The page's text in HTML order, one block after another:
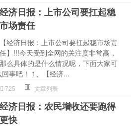
经济日报：上市公司要扛起稳
市场责任
【经济日报：上市公司要扛起稳市场责
任】!!!今天受到全网的关注度非常高，
那么具体的是什么情况呢，下面大家可
事吧！ 1、【经济...
725 文章列表
经济日报：农民增收还要跑得
更快